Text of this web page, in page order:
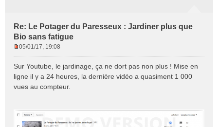
Re: Le Potager du Paresseux : Jardiner plus que
Bio sans fatigue
s
s
a
n
o
05/01/17, 19:08
Sur Youtube, le jardinage, ça ne dort pas non plus ! Mise en
ligne il y a 24 heures, la dernière vidéo a quasiment 1 000
vues au compteur.